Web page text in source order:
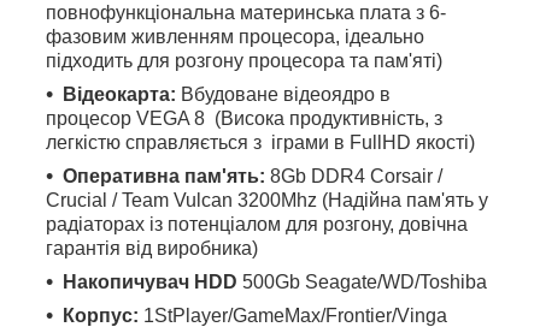
повнофункціональна материнська плата з 6-
фазовим живленням процесора, ідеально
підходить для розгону процесора та пам'яті)
Відеокарта: Вбудоване відеоядро в
процесор VEGA 8 (Висока продуктивність, з
легкістю справляється з іграми в FullHD якості)
Оперативна пам'ять: 8Gb DDR4 Corsair /
Crucial / Team Vulcan 3200Mhz (Надійна пам'ять у
радіаторах із потенціалом для розгону, довічна
гарантія від виробника)
Накопичувач HDD 500Gb Seagate/WD/Toshiba
Корпус: 1StPlayer/GameMax/Frontier/Vinga